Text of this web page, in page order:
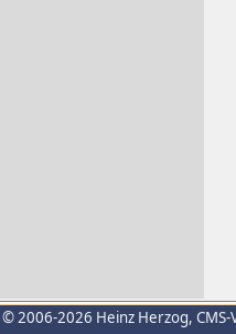
© 2006-2026 Heinz Herzog,